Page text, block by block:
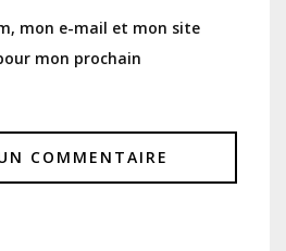
mon e-mail et mon site
mon prochain